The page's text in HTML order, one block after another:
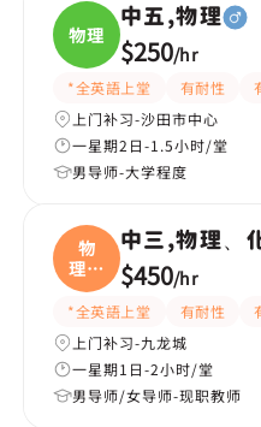
物理
中五,物理
$250/hr
*全英語上堂 有耐性
上门补习-沙田市中心
一星期2日-1.5小时/堂
男导师-大学程度
物
理、
化学
中三,物理、
$450/hr
*全英語上堂 有耐性
上门补习-九龙城
一星期1日-2小时/堂
男导师/女导师-现职教师